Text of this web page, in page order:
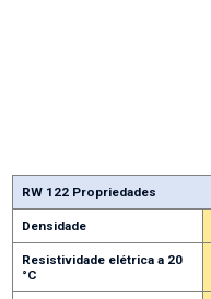
RW 122 Propriedades
Densidade
Resistividade elétrica a 20
°C